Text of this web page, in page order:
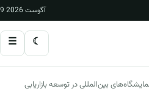
9 آگوست 2026
☾
☰
بین‌المللی در توسعه بازاریابی